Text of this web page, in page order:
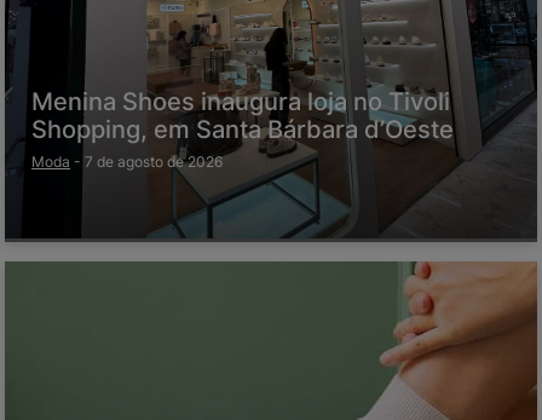
Menina Shoes inaugura loja no Tivoli
Shopping, em Santa Bárbara d’Oeste
Moda - 7 de agosto de 2026